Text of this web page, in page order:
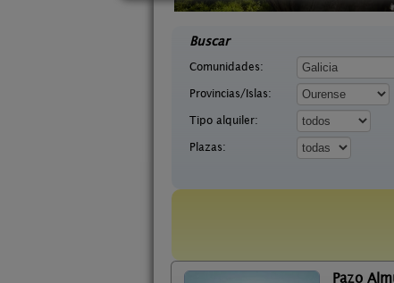
Buscar
Comunidades:
Provincias/Islas:
Tipo alquiler:
Plazas:
Pazo